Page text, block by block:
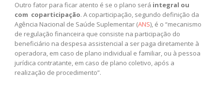
Outro fator para ficar atento é se o plano será integral ou
com coparticipação. A coparticipação, segundo definição da
Agência Nacional de Saúde Suplementar (ANS), é o “mecanismo
de regulação financeira que consiste na participação do
beneficiário na despesa assistencial a ser paga diretamente à
operadora, em caso de plano individual e familiar, ou à pessoa
jurídica contratante, em caso de plano coletivo, após a
realização de procedimento”.